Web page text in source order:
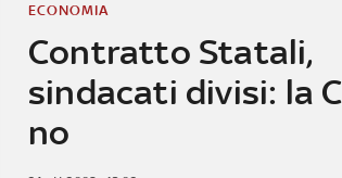
Contratto Statali,
sindacati divisi: la
no
ECONOMIA